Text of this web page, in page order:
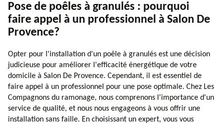
Pose de poêles à granulés : pourquoi
faire appel à un professionnel à Salon De
Provence?
Opter pour l'installation d'un poêle à granulés est une décision
judicieuse pour améliorer l'efficacité énergétique de votre
domicile à Salon De Provence. Cependant, il est essentiel de
faire appel à un professionnel pour une pose optimale. Chez Les
Compagnons du ramonage, nous comprenons l'importance d'un
service de qualité, et nous nous engageons à vous offrir une
installation sans faille. En choisissant un expert, vous vous